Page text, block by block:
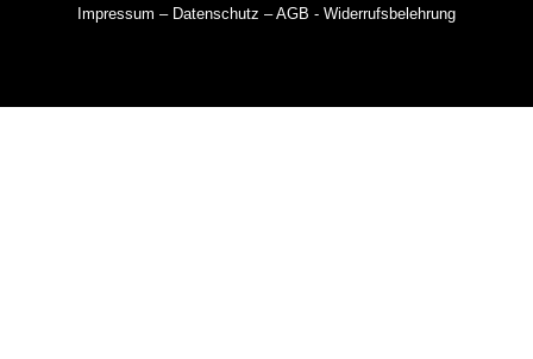
Impressum – Datenschutz –AGB - Widerrufsbelehrung